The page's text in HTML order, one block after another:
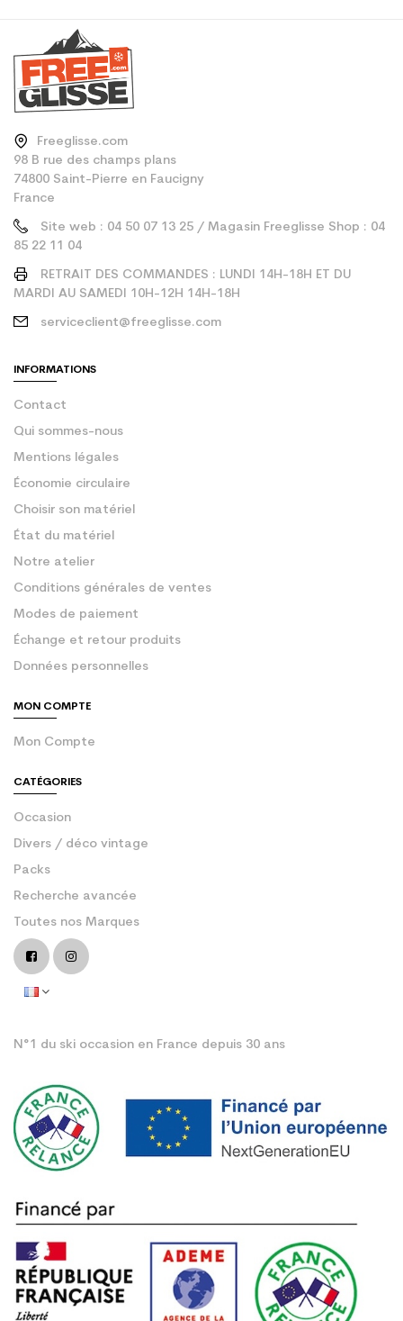
Freeglisse.com
98 B rue des champs plans
74800 Saint-Pierre en Faucigny
France
Site web : 04 50 07 13 25 / Magasin Freeglisse Shop : 04
85 22 11 04
RETRAIT DES COMMANDES : LUNDI 14H-18H ET DU
MARDI AU SAMEDI 10H-12H 14H-18H
serviceclient@freeglisse.com
INFORMATIONS
Contact
Qui sommes-nous
Mentions légales
Économie circulaire
Choisir son matériel
État du matériel
Notre atelier
Conditions générales de ventes
Modes de paiement
Échange et retour produits
Données personnelles
MON COMPTE
Mon Compte
CATÉGORIES
Occasion
Divers / déco vintage
Packs
Recherche avancée
Toutes nos Marques
N°1 du ski occasion en France depuis 30 ans